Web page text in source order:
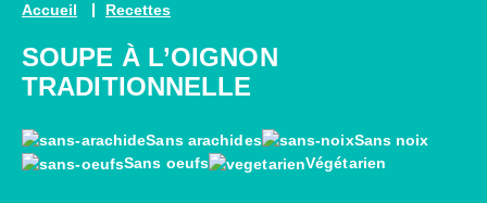
Accueil Recettes
SOUPE À L’OIGNON
TRADITIONNELLE
Sans arachides
Sans noix
Sans oeufs
Végétarien